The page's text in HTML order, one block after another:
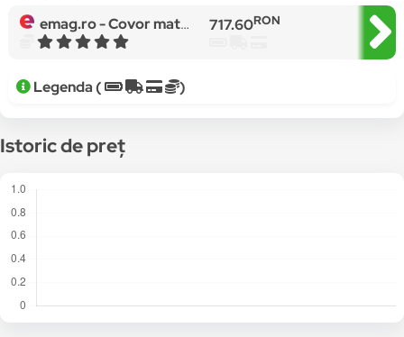
emag.ro -Covor matase 3D, Gri/Negru , 150 x 230 cm 717.60RON
Legenda ( )
Istoric de preț